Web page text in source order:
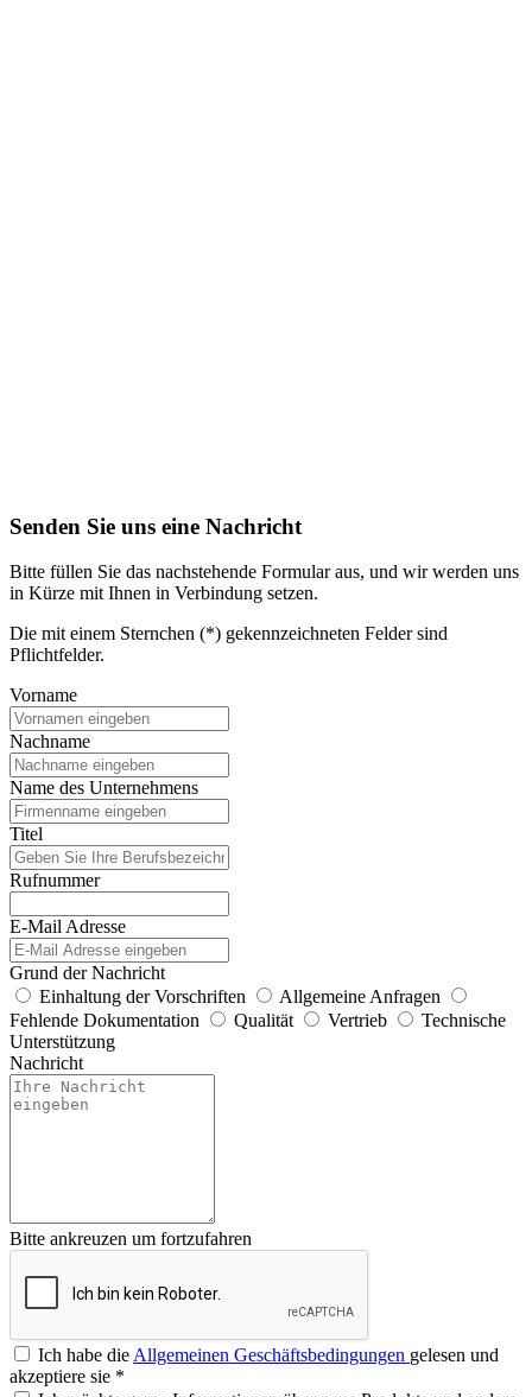
Senden Sie uns eine Nachricht
Bitte füllen Sie das nachstehende Formular aus, und wir werden uns
in Kürze mit Ihnen in Verbindung setzen.
Die mit einem Sternchen (*) gekennzeichneten Felder sind
Pflichtfelder.
Vorname
Nachname
Name des Unternehmens
Titel
Rufnummer
E-Mail Adresse
Grund der Nachricht
Einhaltung der Vorschriften
Allgemeine Anfragen
Fehlende Dokumentation
Qualität Vertrieb
Technische
Unterstützung
Nachricht
Bitte ankreuzen um fortzufahren
Ich habe dieAllgemeinen Geschäftsbedingungen gelesen und
akzeptiere sie *